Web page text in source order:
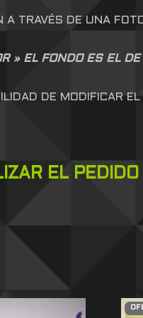
A TRAVÉS DE UNA
» EL FONDO ES EL
DE MODIFICAR EL
EL PEDIDO